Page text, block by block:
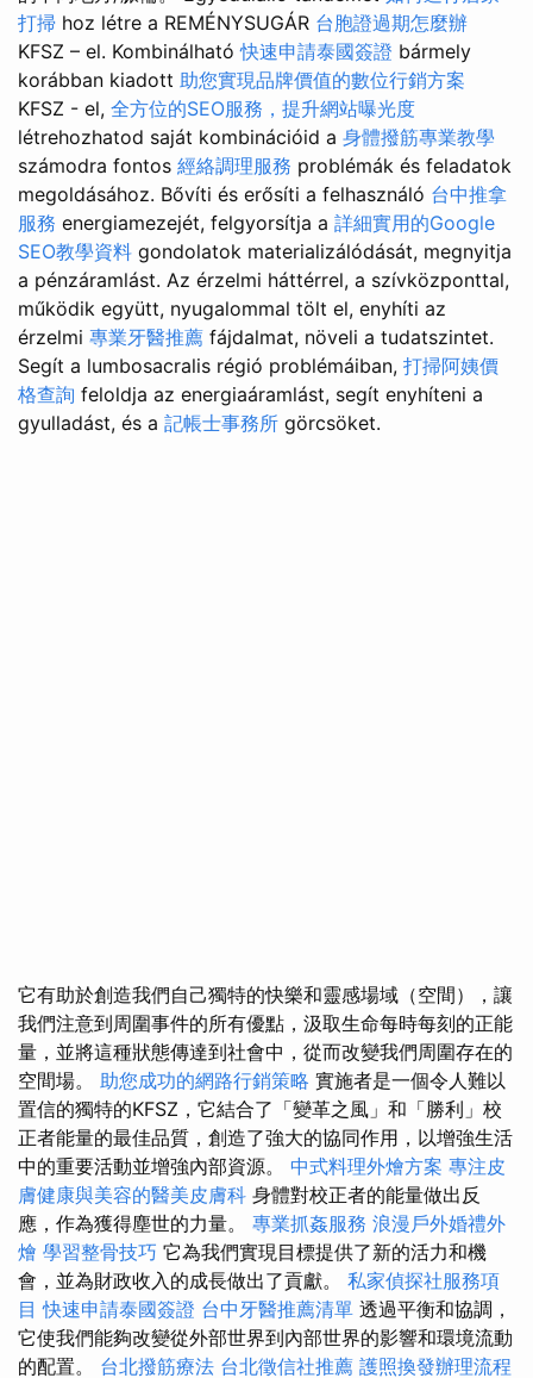
打掃 hoz létre a REMÉNYSUGÁR 台胞證過期怎麼辦
KFSZ – el. Kombinálható快速申請泰國簽證 bármely
korábban kiadott 助您實現品牌價值的數位行銷方案
KFSZ - el, 全方位的SEO服務，提升網站曝光度
létrehozhatod saját kombinációid a 身體撥筋專業教學
számodra fontos 經絡調理服務 problémák és feladatok
megoldásához. Bővíti és erősíti a felhasználó 台中推拿
服務 energiamezejét, felgyorsítja a 詳細實用的Google
SEO教學資料 gondolatok materializálódását, megnyitja
a pénzáramlást. Az érzelmi háttérrel, a szívközponttal,
működik együtt, nyugalommal tölt el, enyhíti az
érzelmi 專業牙醫推薦 fájdalmat, növeli a tudatszintet.
Segít a lumbosacralis régió problémáiban, 打掃阿姨價
格查詢 feloldja az energiaáramlást, segít enyhíteni a
gyulladást, és a 記帳士事務所 görcsöket.
它有助於創造我們自己獨特的快樂和靈感場域（空間），讓
我們注意到周圍事件的所有優點，汲取生命每時每刻的正能
量，並將這種狀態傳達到社會中，從而改變我們周圍存在的
空間場。 助您成功的網路行銷策略 實施者是一個令人難以
置信的獨特的KFSZ，它結合了「變革之風」和「勝利」校
正者能量的最佳品質，創造了強大的協同作用，以增強生活
中的重要活動並增強內部資源。 中式料理外燴方案 專注皮
膚健康與美容的醫美皮膚科 身體對校正者的能量做出反
應，作為獲得塵世的力量。 專業抓姦服務 浪漫戶外婚禮外
燴 學習整骨技巧 它為我們實現目標提供了新的活力和機
會，並為財政收入的成長做出了貢獻。 私家偵探社服務項
目 快速申請泰國簽證 台中牙醫推薦清單 透過平衡和協調，
它使我們能夠改變從外部世界到內部世界的影響和環境流動
的配置。 台北撥筋療法 台北徵信社推薦 護照換發辦理流程